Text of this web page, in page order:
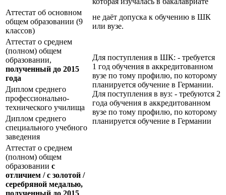
Аттестат об основном
общем образовании (9
классов)
не даёт допуска к обучению в ШК
или вузе.
Аттестат о среднем
(полном) общем
образовании,
полученный до 2015
года
Для поступления в ШК: - требуется
1 год обучения в аккредитованном
вузе по тому профилю, по которому
планируется обучение в Германии.
Для поступления в вуз: - требуются 2
года обучения в аккредитованном
вузе по тому профилю, по которому
планируется обучение в Германии
Диплом среднего
профессионально-
технического училища
Диплом среднего
специального учебного
заведения
Аттестат о среднем
(полном) общем
образовании с
отличием / с золотой /
серебряной медалью,
полученный до 2015